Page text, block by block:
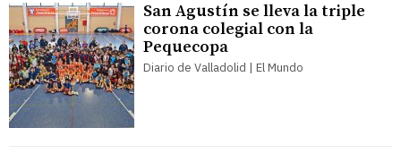
San Agustín se lleva la triple
corona colegial con la
Pequecopa
Diario de Valladolid | El Mundo